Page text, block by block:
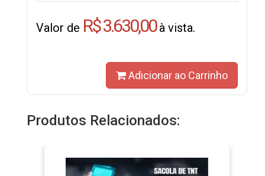
Valor de R$ 3.630,00à vista.
Adicionar ao Carrinho
Produtos Relacionados: